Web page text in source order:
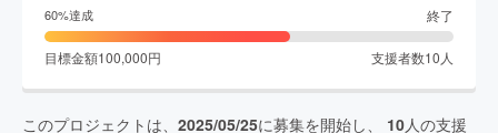
60%達成 終了
目標金額100,000円 支援者数10 人
このプロジェクトは、 2025/05/25に募集を開始し、 10人の支援